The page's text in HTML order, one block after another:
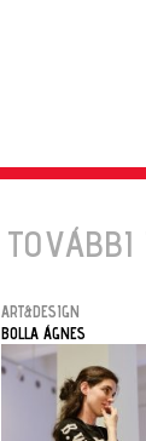
TOVÁBBI
ART&DESIGN
BOLLA ÁGNES